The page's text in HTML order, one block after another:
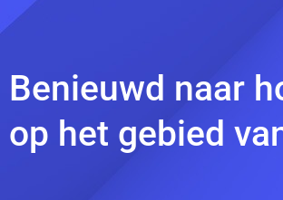
Benieuwd naar
op het gebied